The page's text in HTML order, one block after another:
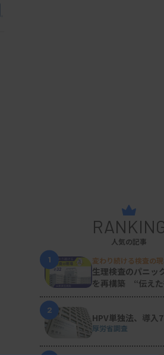
人気の記事
1
変わり続ける検査の
生病院
生理検査のパニッ
を再構築 “伝え
2
HPV単独法、導入
厚労省調査